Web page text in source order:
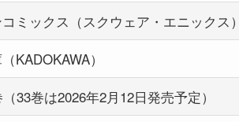
ミックス（スクウェア・エニックス）
KADOKAWA）
33巻は2026年2月12日発売予定）